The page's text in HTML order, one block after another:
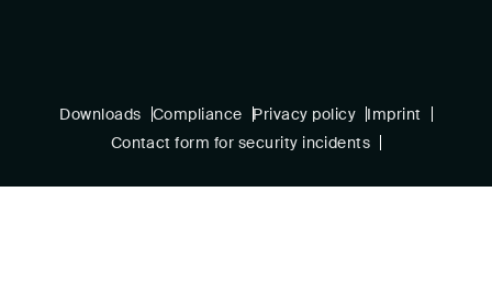
Downloads Compliance Privacy policy
Imprint
Contact form for security incidents